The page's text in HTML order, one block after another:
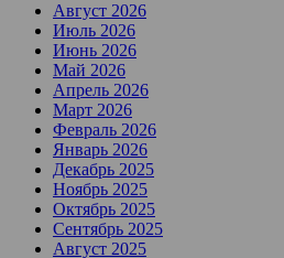
Август 2026
Июль 2026
Июнь 2026
Май 2026
Апрель 2026
Март 2026
Февраль 2026
Январь 2026
Декабрь 2025
Ноябрь 2025
Октябрь 2025
Сентябрь 2025
Август 2025